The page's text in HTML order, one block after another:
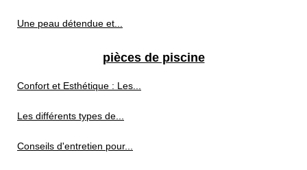
Une peau détendue et...
pièces de piscine
Confort et Esthétique : Les...
Les différents types de...
Conseils d'entretien pour...